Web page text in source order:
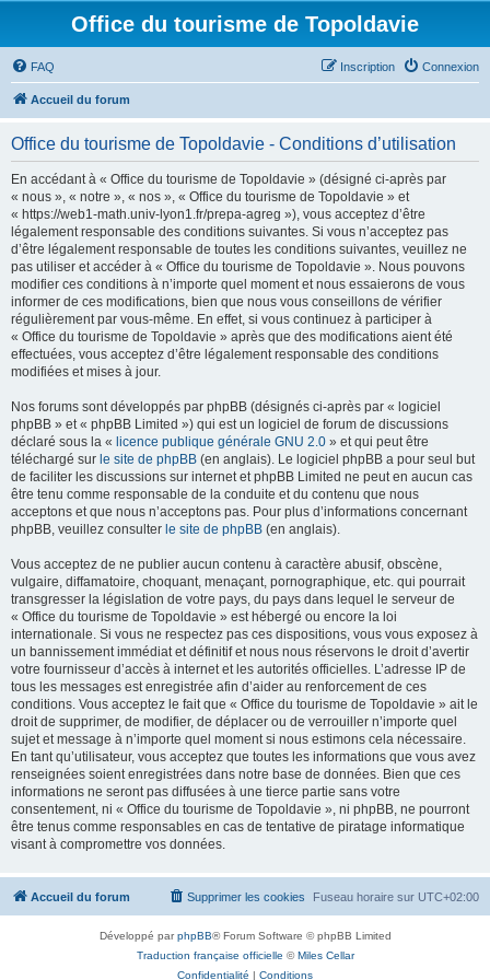
Office du tourisme de Topoldavie
FAQ Connexion
Inscription
Accueil du forum
Office du tourisme de Topoldavie - Conditions d’utilisation
En accédant à « Office du tourisme de Topoldavie » (désigné ci-après par
« nous », « notre », « nos », « Office du tourisme de Topoldavie » et
« https://web1-math.univ-lyon1.fr/prepa-agreg »), vous acceptez d’être
légalement responsable des conditions suivantes. Si vous n’acceptez pas
d’être légalement responsable de toutes les conditions suivantes, veuillez ne
pas utiliser et accéder à « Office du tourisme de Topoldavie ». Nous pouvons
modifier ces conditions à n’importe quel moment et nous essaierons de vous
informer de ces modifications, bien que nous vous conseillons de vérifier
régulièrement par vous-même. En effet, si vous continuez à participer à
« Office du tourisme de Topoldavie » après que des modifications aient été
effectuées, vous acceptez d’être légalement responsable des conditions
modifiées et mises à jour.
Nos forums sont développés par phpBB (désignés ci-après par « logiciel
phpBB » et « phpBB Limited ») qui est un logiciel de forum de discussions
déclaré sous la « licence publique générale GNU 2.0 » et qui peut être
téléchargé sur le site de phpBB (en anglais). Le logiciel phpBB a pour seul but
de faciliter les discussions sur internet et phpBB Limited ne peut en aucun cas
être tenu comme responsable de la conduite et du contenu que nous
acceptons et que nous n’acceptons pas. Pour plus d’informations concernant
phpBB, veuillez consulter le site de phpBB (en anglais).
Vous acceptez de ne publier aucun contenu à caractère abusif, obscène,
vulgaire, diffamatoire, choquant, menaçant, pornographique, etc. qui pourrait
transgresser la législation de votre pays, du pays dans lequel le serveur de
« Office du tourisme de Topoldavie » est hébergé ou encore la loi
internationale. Si vous ne respectez pas ces dispositions, vous vous exposez à
un bannissement immédiat et définitif et nous nous réservons le droit d’avertir
votre fournisseur d’accès à internet et les autorités officielles. L’adresse IP de
tous les messages est enregistrée afin d’aider au renforcement de ces
conditions. Vous acceptez le fait que « Office du tourisme de Topoldavie » ait le
droit de supprimer, de modifier, de déplacer ou de verrouiller n’importe quel
sujet et message à n’importe quel moment si nous estimons cela nécessaire.
En tant qu’utilisateur, vous acceptez que toutes les informations que vous avez
renseignées soient enregistrées dans notre base de données. Bien que ces
informations ne seront pas diffusées à une tierce partie sans votre
consentement, ni « Office du tourisme de Topoldavie », ni phpBB, ne pourront
être tenus comme responsables en cas de tentative de piratage informatique
visant à compromettre vos données.
Accueil du forum Fuseau horaire sur UTC+02:00
Supprimer les cookies
Développé parphpBB® Forum Software © phpBB Limited
Traduction française officielle ©Miles Cellar
Confidentialité | Conditions